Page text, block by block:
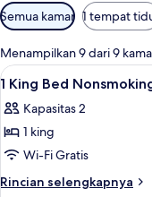
Filter
tersedia
untuk
kamar
Semua kamar 1 tempat
Menampilkan 9 dari 9
Lihat
semua
foto
untuk
1
King
2
1 King Bed
Kapasitas 2
1 king
Wi-Fi Gratis
Rincian selengkapnya
Rincian